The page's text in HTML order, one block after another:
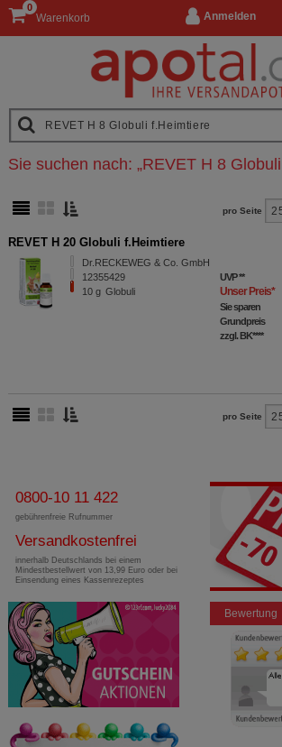
Anmelden
Warenkorb
0
Sie suchen nach: „REVET H 8
pro Seite
REVET H 20 Globuli f.Heimtiere
Dr.RECKEWEG & Co. GmbH
12355429
10 g Globuli
UVP**
Unser Preis*
Sie sparen
Grundpreis
zzgl. BK****
pro Seite
0800-10 11 422
gebührenfreie Rufnummer
Versandkostenfrei
innerhalb Deutschlands bei einem
Mindestbestellwert von 13,99 Euro oder bei
Einsendung eines Kassenrezeptes
Bewertung